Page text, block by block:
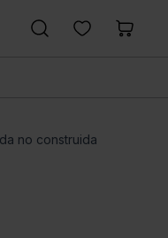
no construida